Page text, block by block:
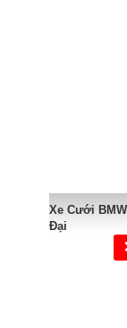
Xe Cưới
Đại